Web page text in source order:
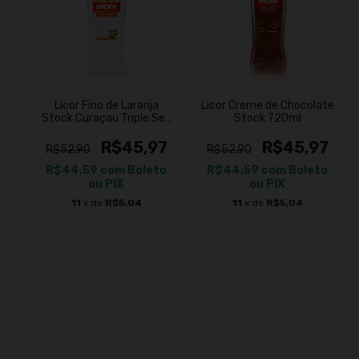
Licor Fino de Laranja
Stock Curaçau Triple Sec
R$52,90
R$45,97
R$44,59 com Boleto
ou PIX
11 x de R$5,04
Licor Creme de Chocolate
Stock 720ml
R$52,90 R$45,97
R$44,59 com Boleto
ou PIX
11 x de R$5,04